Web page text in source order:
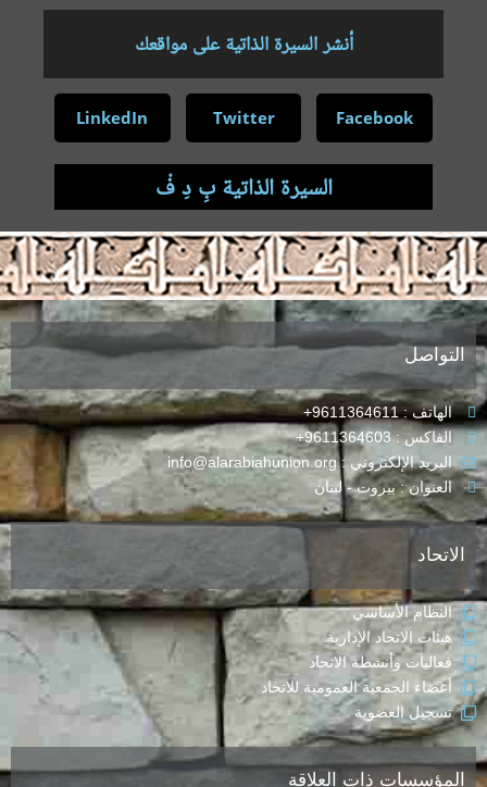
أنشر السيرة الذاتية على مواقعك
Facebook
Twitter
LinkedIn
السيرة الذاتية بِ دِ فْ
.
التواصل
الهاتف : 9611364611+
الفاكس : 9611364603+
البريد الإلكتروني : info@alarabiahunion.org
العنوان : بيروت - لبنان
الاتحاد
النظام الأساسي
هيئات الاتحاد الإدارية
فعاليات وأنشطة الاتحاد
أعضاء الجمعية العمومية للاتحاد
تسجيل العضوية
المؤسسات ذات العلاقة